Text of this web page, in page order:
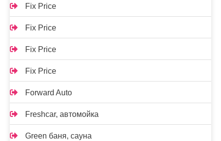
Fix Price
Fix Price
Fix Price
Fix Price
Forward Auto
Freshcar, автомойка
Green баня, сауна